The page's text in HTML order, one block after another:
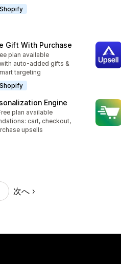
Gift With Purchase
：68件
plan available
auto-added gifts &
targeting
Engine
：742件
plan available
cart, checkout,
upsells
次へ